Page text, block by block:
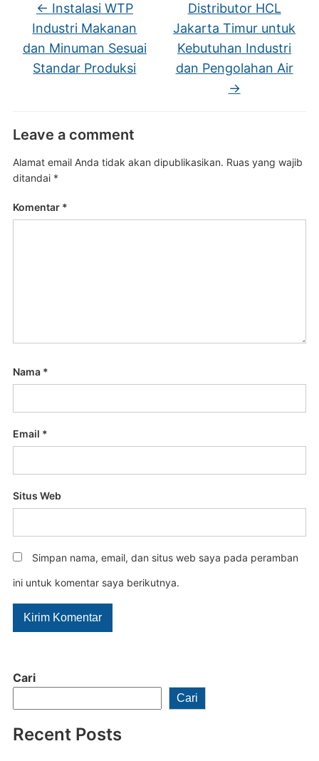
Cari
Cari
Recent Posts
← Instalasi WTP
Industri Makanan
dan Minuman Sesuai
Standar Produksi
Distributor HCL
Jakarta Timur untuk
Kebutuhan Industri
dan Pengolahan Air
→
Leave a comment
Alamat email Anda tidak akan dipublikasikan. Ruas yang wajib
ditandai *
Komentar *
Nama *
Email *
Situs Web
Simpan nama, email, dan situs web saya pada peramban
ini untuk komentar saya berikutnya.